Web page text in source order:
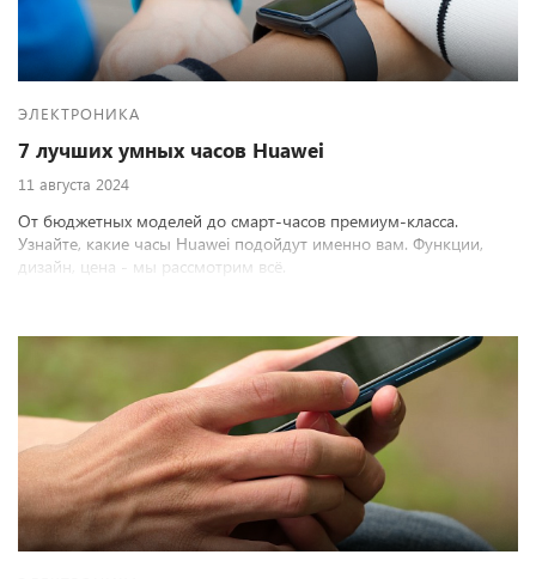
ЭЛЕКТРОНИКА
7 лучших умных часов Huawei
11 августа 2024
От бюджетных моделей до смарт-часов премиум-класса.
Узнайте, какие часы Huawei подойдут именно вам. Функции,
дизайн, цена - мы рассмотрим всё.